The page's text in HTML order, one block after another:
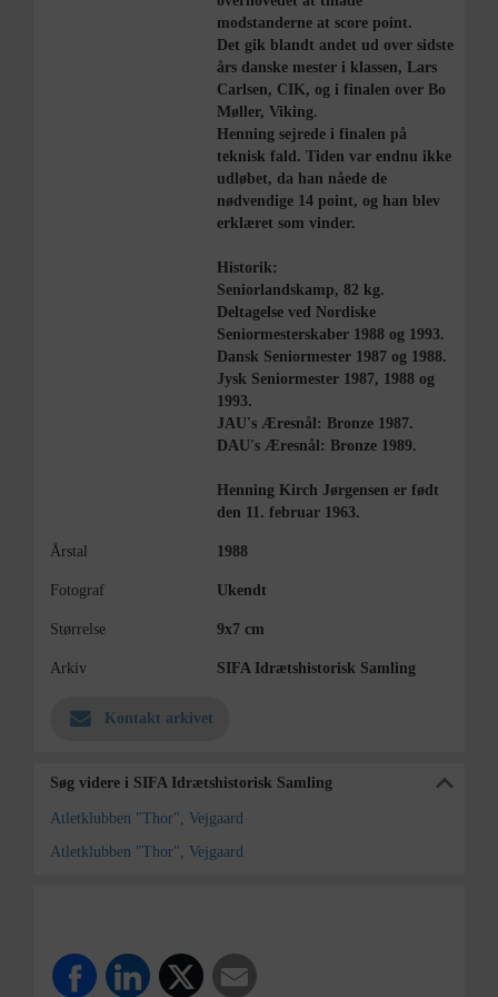
modstanderne at score point.
Det gik blandt andet ud over sidste
års danske mester i klassen, Lars
Carlsen, CIK, og i finalen over Bo
Møller, Viking.
Henning sejrede i finalen på
teknisk fald. Tiden var endnu ikke
udløbet, da han nåede de
nødvendige 14 point, og han blev
erklæret som vinder.
Historik:
Seniorlandskamp, 82 kg.
Deltagelse ved Nordiske
Seniormesterskaber 1988 og 1993.
Dansk Seniormester 1987 og 1988.
Jysk Seniormester 1987, 1988 og
1993.
JAU's Æresnål: Bronze 1987.
DAU's Æresnål: Bronze 1989.
Henning Kirch Jørgensen er født
den 11. februar 1963.
Årstal 1988
Fotograf Ukendt
Størrelse 9x7 cm
Arkiv SIFA Idrætshistorisk Samling
Kontakt arkivet
Søg videre i SIFA Idrætshistorisk Samling
Atletklubben "Thor", Vejgaard
Atletklubben "Thor", Vejgaard